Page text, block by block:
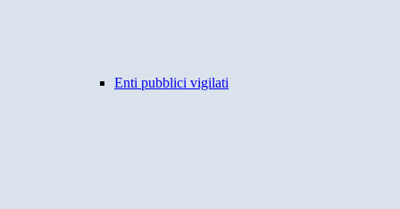
Enti pubblici vigilati